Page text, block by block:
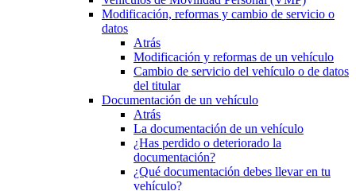
Modificación, reformas y cambio de servicio o
datos
Atrás
Modificación y reformas de un vehículo
Cambio de servicio del vehículo o de datos
del titular
Documentación de un vehículo
Atrás
La documentación de un vehículo
¿Has perdido o deteriorado la
documentación?
¿Qué documentación debes llevar en tu
vehículo?